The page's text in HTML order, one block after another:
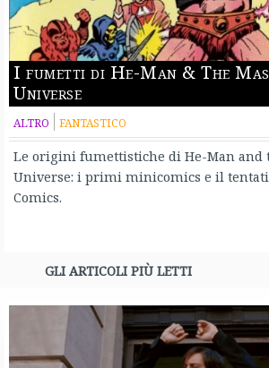
I fumetti di He-Man & The
Universe
ALTRO FANTASTICO
Le origini fumettistiche di He-Man and
Universe: i primi minicomics e il
Comics.
GLI ARTICOLI PIÙ LETTI